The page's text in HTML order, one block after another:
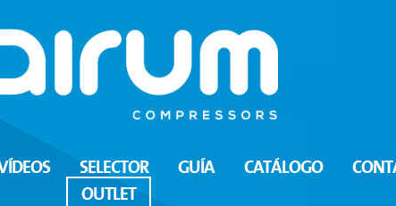
SELECTOR GUÍA CATÁLOGO
OUTLET